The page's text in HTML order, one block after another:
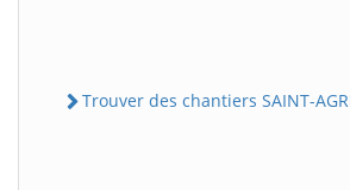
Trouver des chantiers SAINT-